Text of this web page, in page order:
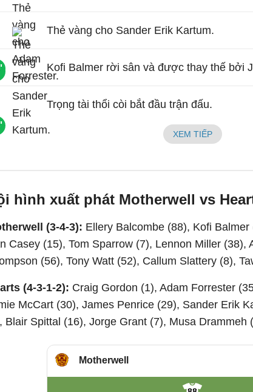
Thẻ vàng cho Sander Erik Kartum.
Kofi Balmer rời sân và được thay thế bởi
Trọng tài thổi còi bắt đầu trận đấu.
XEM TIẾP
hình xuất phát Motherwell vs
(3-4-3): Ellery Balcombe (88), Kofi
Casey (15), Tom Sparrow (7), Lennon Miller (38),
(56), Tony Watt (52), Callum Slattery (8),
(4-3-1-2): Craig Gordon (1), Adam Forrester
McCart (30), James Penrice (29), Sander Erik
Blair Spittal (16), Jorge Grant (7), Musa Drammeh
Motherwell